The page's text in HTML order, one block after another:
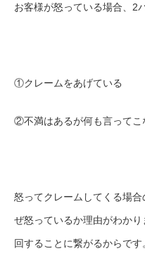
お客様が怒っている場合、2
①クレームをあげている
②不満はあるが何も言ってこ
怒ってクレームしてくる場
ぜ怒っているか理由がわか
回することに繋がるからです